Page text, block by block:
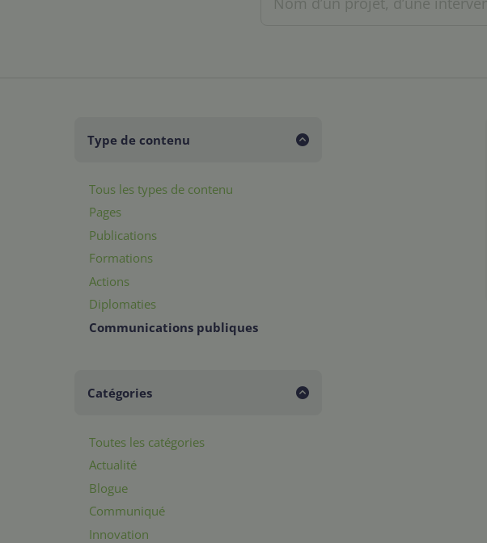
Type de contenu
Tous les types de contenu
Pages
Publications
Formations
Actions
Diplomaties
Communications publiques
Catégories
Toutes les catégories
Actualité
Blogue
Communiqué
Innovation